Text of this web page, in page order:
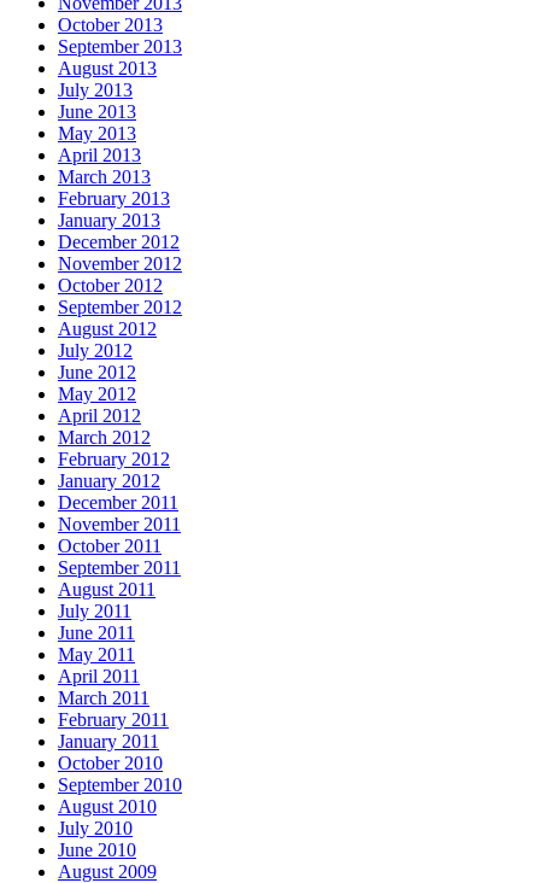
October 2013
September 2013
August 2013
July 2013
June 2013
May 2013
April 2013
March 2013
February 2013
January 2013
December 2012
November 2012
October 2012
September 2012
August 2012
July 2012
June 2012
May 2012
April 2012
March 2012
February 2012
January 2012
December 2011
November 2011
October 2011
September 2011
August 2011
July 2011
June 2011
May 2011
April 2011
March 2011
February 2011
January 2011
October 2010
September 2010
August 2010
July 2010
June 2010
August 2009